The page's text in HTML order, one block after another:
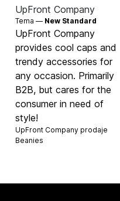
UpFront Company
Tema — New Standard
UpFront Company
provides cool caps and
trendy accessories for
any occasion. Primarily
B2B, but cares for the
consumer in need of
style!
UpFront Company prodaje
Beanies